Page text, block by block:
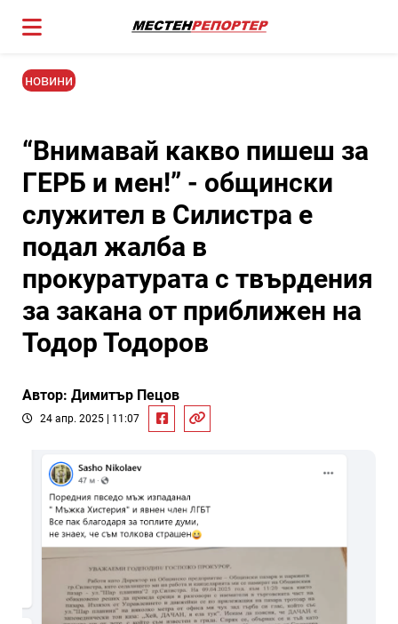
новини
“Внимавай какво пишеш за
ГЕРБ и мен!” - общински
служител в Силистра е
подал жалба в
прокуратурата с твърдения
за закана от приближен на
Тодор Тодоров
Автор: Димитър Пецов
24 апр. 2025 | 11:07